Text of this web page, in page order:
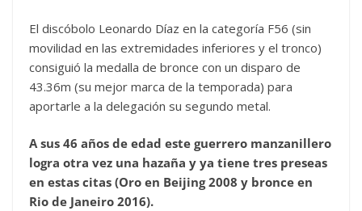
El discóbolo Leonardo Díaz en la categoría F56 (sin
movilidad en las extremidades inferiores y el tronco)
consiguió la medalla de bronce con un disparo de
43.36m (su mejor marca de la temporada) para
aportarle a la delegación su segundo metal.
A sus 46 años de edad este guerrero manzanillero
logra otra vez una hazaña y ya tiene tres preseas
en estas citas (Oro en Beijing 2008 y bronce en
Rio de Janeiro 2016).